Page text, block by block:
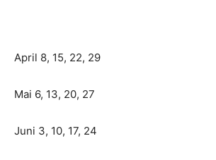
April 8, 15, 22, 29
Mai 6, 13, 20, 27
Juni 3, 10, 17, 24